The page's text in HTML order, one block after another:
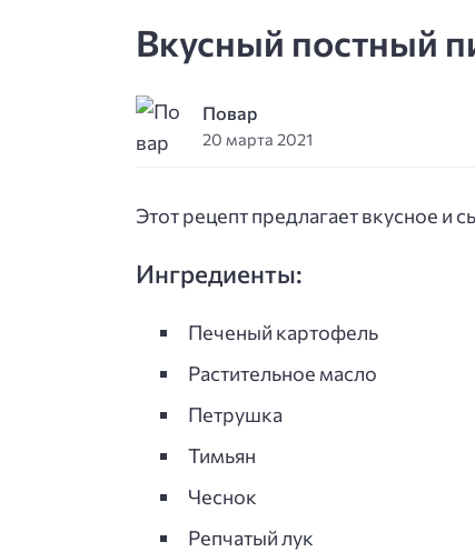
Вкусный постный
Повар
20 марта 2021
Этот рецепт предлагает вкусное и
Ингредиенты:
Печеный картофель
Растительное масло
Петрушка
Тимьян
Чеснок
Репчатый лук